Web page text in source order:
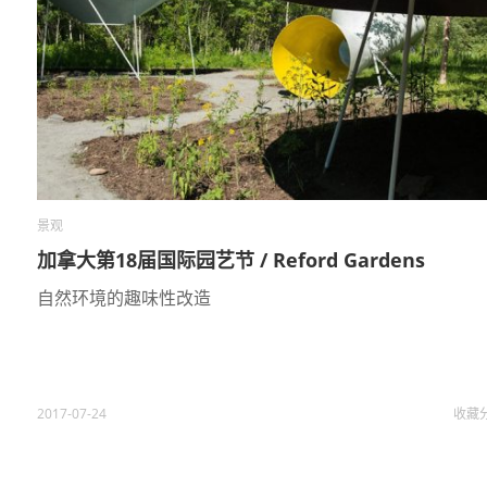
景观
加拿大第18届国际园艺节 / Reford Gardens
自然环境的趣味性改造
2017-07-24 收藏